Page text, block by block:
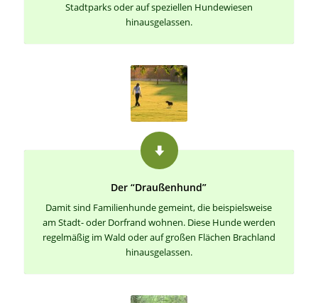
Stadtparks oder auf speziellen Hundewiesen
hinausgelassen.
Der “Draußenhund”
Damit sind Familienhunde gemeint, die beispielsweise
am Stadt- oder Dorfrand wohnen. Diese Hunde werden
regelmäßig im Wald oder auf großen Flächen Brachland
hinausgelassen.